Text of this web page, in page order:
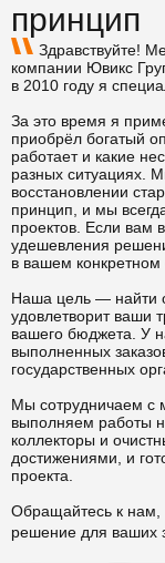
принцип
Здравствуйте!
компании Ювикс
в 2010 году я
За это время я
приобрёл богатый
работает и какие
разных ситуациях.
восстановлении
принцип, и мы
проектов. Если вам
удешевления
в вашем конкретном
Наша цель — найти
удовлетворит ваши
вашего бюджета. У
выполненных
государственных
Мы сотрудничаем с
выполняем работы
коллекторы и
достижениями, и
проекта.
Обращайтесь к нам,
решение для ваших